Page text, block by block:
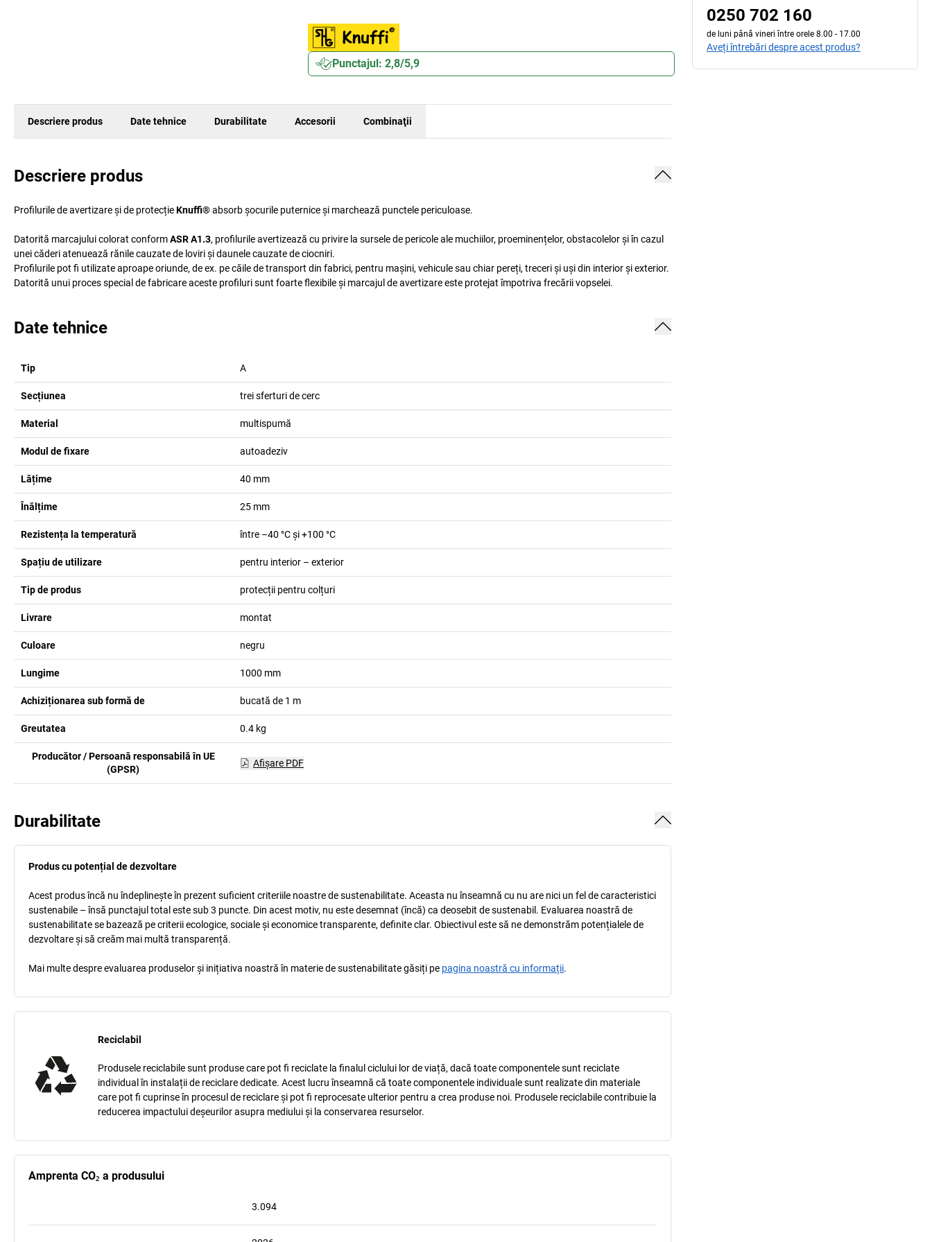
Punctajul: 2,8/5,9
Descriere produs Date tehnice Durabilitate Accesorii Combinaţii
Descriere produs
Profilurile de avertizare și de protecțieKnuffi®absorb șocurile puternice și marchează punctele periculoase.
Datorită marcajului colorat conformASR A1.3, profilurile avertizează cu privire la sursele de pericole ale muchiilor, proeminențelor, obstacolelor și în cazul
unei căderi atenuează rănile cauzate de loviri și daunele cauzate de ciocniri.
Profilurile pot fi utilizate aproape oriunde, de ex. pe căile de transport din fabrici, pentru mașini, vehicule sau chiar pereți, treceri și uși din interior și exterior.
Datorită unui proces special de fabricare aceste profiluri sunt foarte flexibile și marcajul de avertizare este protejat împotriva frecării vopselei.
Date tehnice
Tip A
Secțiunea trei sferturi de cerc
Material multispumă
Modul de fixare autoadeziv
Lățime 40 mm
Înălțime 25 mm
Rezistența la temperatură între –40 °C și +100 °C
Spațiu de utilizare pentru interior – exterior
Tip de produs protecții pentru colțuri
Livrare montat
Culoare negru
Lungime 1000 mm
Achiziționarea sub formă de bucată de 1 m
Greutatea 0.4 kg
Producător / Persoană responsabilă în UE
(GPSR)
Afişare PDF
Durabilitate
Produs cu potențial de dezvoltare
Acest produs încă nu îndeplinește în prezent suficient criteriile noastre de sustenabilitate. Aceasta nu înseamnă cu nu are nici un fel de caracteristici
sustenabile – însă punctajul total este sub 3 puncte. Din acest motiv, nu este desemnat (încă) ca deosebit de sustenabil. Evaluarea noastră de
sustenabilitate se bazează pe criterii ecologice, sociale și economice transparente, definite clar. Obiectivul este să ne demonstrăm potențialele de
dezvoltare și să creăm mai multă transparență.
Mai multe despre evaluarea produselor și inițiativa noastră în materie de sustenabilitate găsiți pe pagina noastră cu informații.
Reciclabil
Produsele reciclabile sunt produse care pot fi reciclate la finalul ciclului lor de viață, dacă toate componentele sunt reciclate
individual în instalații de reciclare dedicate. Acest lucru înseamnă că toate componentele individuale sunt realizate din materiale
care pot fi cuprinse în procesul de reciclare și pot fi reprocesate ulterior pentru a crea produse noi. Produsele reciclabile contribuie la
reducerea impactului deșeurilor asupra mediului și la conservarea resurselor.
Amprenta CO₂ a produsului
3.094
0250 702 160
de luni până vineri între orele 8.00 - 17.00
Aveți întrebări despre acest produs?